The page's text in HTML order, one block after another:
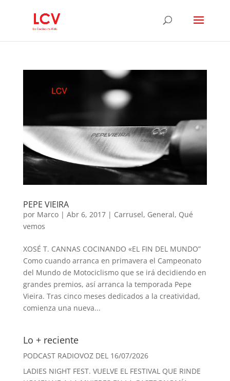
PEPE VIEIRA
por Marco| Abr 6, 2017| Carrusel, General, Qué
vemos
XOSÉ T. CANNAS COCINANDO «EL FIN DEL MUNDO”
Como cuando arranca en primavera el Campeonato
del Mundo de Motociclismo que se irá decidiendo en
grandes premios, así arranca la temporada Pepe
Vieira. Tras cinco meses dedicados a la creatividad,
comienza una nueva...
Lo + reciente
PODCAST RADIOVOZ DEL 16/07/2026
LADIES NIGHT FEST. VUELVE EL FESTIVAL QUE RINDE